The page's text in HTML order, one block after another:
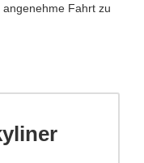
Fahrt zu